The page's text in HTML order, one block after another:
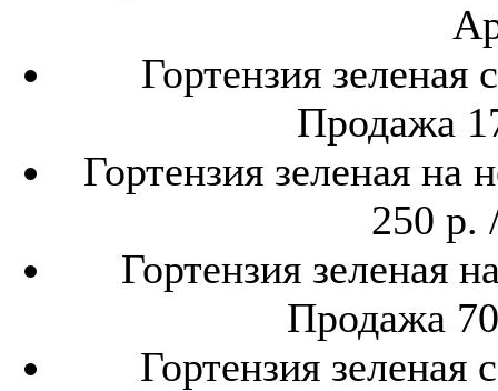
Гортензия
Продажа
Гортензия зеленая
250 р.
Гортензия зеленая
Продажа
Гортензия